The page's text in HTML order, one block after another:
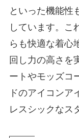
といった機能性
しています。こ
らも快適な着心
回し力の高さを
ートやモッズコ
ドのアイコンア
レスシックなス